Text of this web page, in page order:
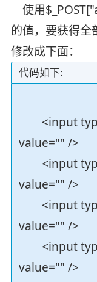
使用
的值，要获得全
修改成下面：
代码如下:
<input
value="" />
<input
value="" />
<input
value="" />
<input
value="" />